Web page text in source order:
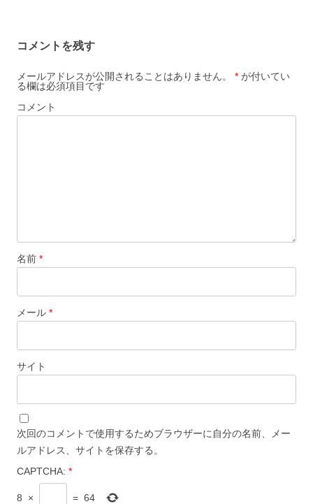
コメントを残す
メールアドレスが公開されることはありません。 * が付いてい
る欄は必須項目です
コメント
名前 *
メール *
サイト
次回のコメントで使用するためブラウザーに自分の名前、メー
ルアドレス、サイトを保存する。
CAPTCHA: *
8 × = 64